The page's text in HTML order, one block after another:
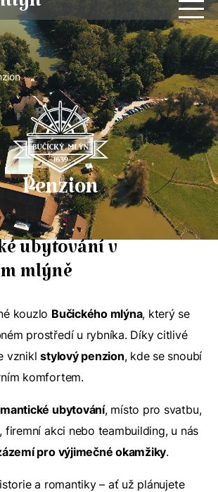
Penzion
ubytování v
mlýně
kouzlo Bučického mlýna, který se
prostředí u rybníka. Díky citlivé
vzniklstylový penzion, kde se snoubí
komfortem.
ubytování, místo pro svatbu,
firemní akci nebo teambuilding, u nás
pro výjimečné okamžiky.
a romantiky – ať už plánujete